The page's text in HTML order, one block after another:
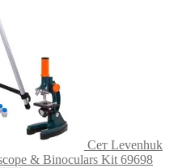
Сет Levenhuk
& Binoculars Kit 69698